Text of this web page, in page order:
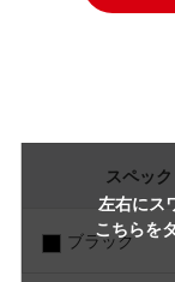
左右にス
こちらを
スペック
ブラック